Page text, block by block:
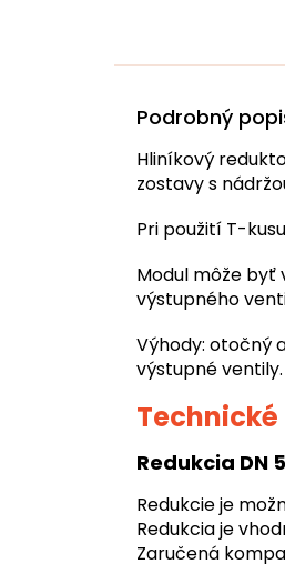
Podrobný
Hliníkový
zostavy s
Pri použití T-
Modul môže byť
výstupného
Výhody: otočný
výstupné ventily.
Redukcia DN
Redukcie je
Redukcia je
Zaručená